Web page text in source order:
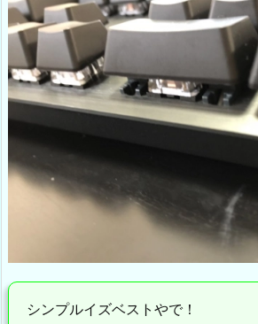
シンプルイズベストやで！